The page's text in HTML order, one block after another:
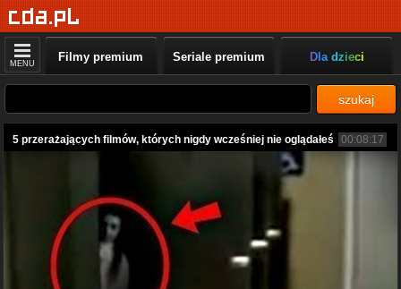
MENU Filmy premium Seriale premium Dla dzieci
szukaj
5 przerażających filmów, których nigdy wcześniej nie oglądałeś 00:08:17